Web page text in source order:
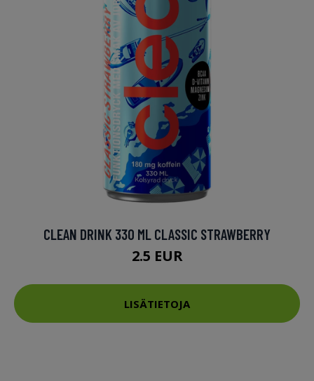
CLEAN DRINK 330 ML CLASSIC STRAWBERRY
2.5 EUR
LISÄTIETOJA